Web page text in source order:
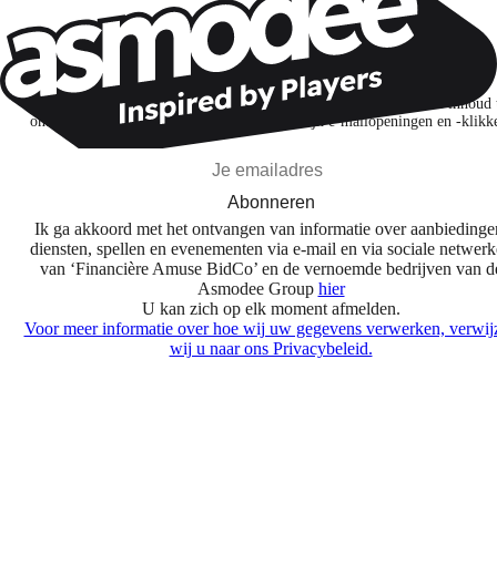
Wil je nog meer spelnieuws ontvangen?
Ik abonneer me om spellen, nieuwe releases en gepersonaliseerde inhoud
ontdekken op basis van mijn interesses en mijn e-mailopeningen en -
Abonneren
Ik ga akkoord met het ontvangen van informatie over
diensten, spellen en evenementen via e-mail en via sociale
van ‘Financière Amuse BidCo’ en de vernoemde bedrijven van
Asmodee Group hier
U kan zich op elk moment afmelden.
Voor meer informatie over hoe wij uw gegevens verwerken,
wij u naar ons Privacybeleid.